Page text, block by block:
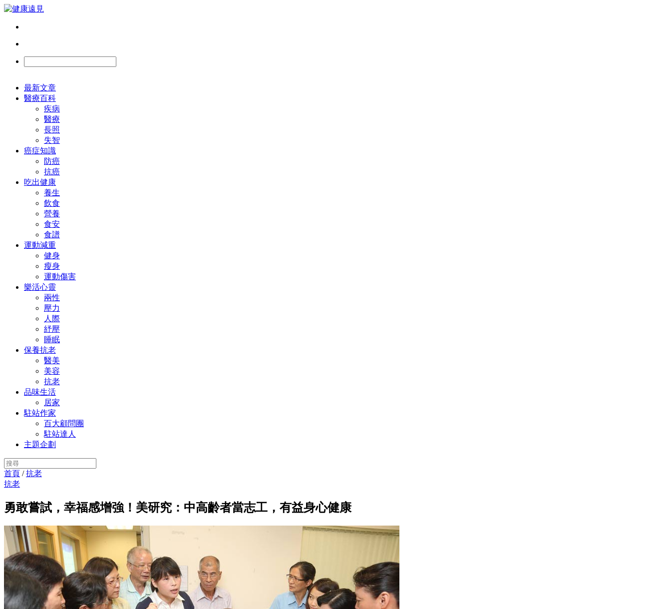
最新文章
醫療百科
疾病
醫療
長照
失智
癌症知識
防癌
抗癌
吃出健康
養生
飲食
營養
食安
食譜
運動減重
健身
瘦身
運動傷害
樂活心靈
兩性
壓力
人際
紓壓
睡眠
保養抗老
醫美
美容
抗老
品味生活
居家
駐站作家
百大顧問團
駐站達人
主題企劃
首頁 /抗老
抗老
勇敢嘗試，幸福感增強！美研究：中高齡者當志工，有益身心健康